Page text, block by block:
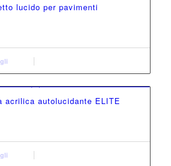
lucido per pavimenti
acrilica autolucidante ELITE